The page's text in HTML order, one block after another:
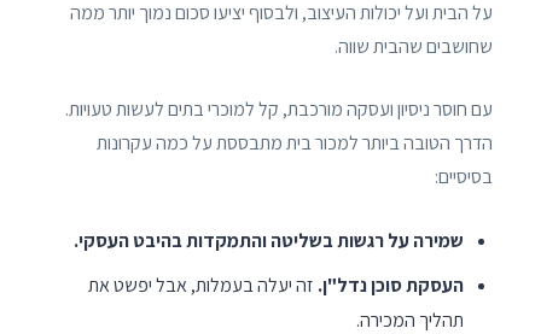
על הבית ועל יכולות העיצוב, ולבסוף יציעו סכום נמוך יותר ממה
שחושבים שהבית שווה.
עם חוסר ניסיון ועסקה מורכבת, קל למוכרי בתים לעשות טעויות.
הדרך הטובה ביותר למכור בית מתבססת על כמה עקרונות
בסיסיים:
שמירה על רגשות בשליטה והתמקדות בהיבט העסקי.
העסקת סוכן נדל"ן. זה יעלה בעמלות, אבל יפשט את
תהליך המכירה.